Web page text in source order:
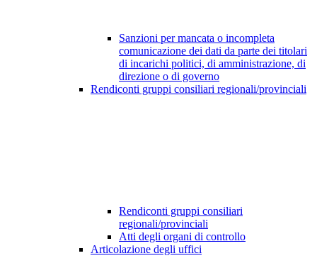
Sanzioni per mancata o incompleta
comunicazione dei dati da parte dei titolari
di incarichi politici, di amministrazione, di
direzione o di governo
Rendiconti gruppi consiliari regionali/provinciali
Rendiconti gruppi consiliari
regionali/provinciali
Atti degli organi di controllo
Articolazione degli uffici